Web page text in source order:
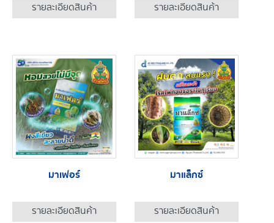
รายละเอียดสินค้า รายละเอียดสินค้า
มาเฟอร์
รายละเอียดสินค้า
มาแล็กซ์
รายละเอียดสินค้า